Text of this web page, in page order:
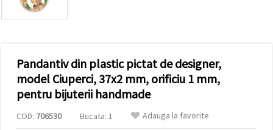
relevante,
analiză și
marketing.
acord să
toate
Pandantiv din plastic pictat de designer,
model Ciuperci, 37x2 mm, orificiu 1 mm,
pentru bijuterii handmade
COD: 706530 Bucata: 1 Adauga la favorite